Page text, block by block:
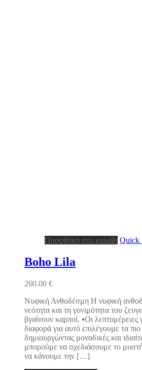
Προσθήκη στο καλάθι Quick
Boho Lila
260.00 €
Νυφική Ανθοδέσμη Η νυφική
νεότητα και τη γονιμότητα του
βγαίνουν καρποί. ▪️Οι λεπτομέρειες
διαφορά για αυτό επιλέγουμε τα
δημιουργώντας μοναδικές και
μπορούμε να σχεδιάσουμε το
να κάνουμε την […]